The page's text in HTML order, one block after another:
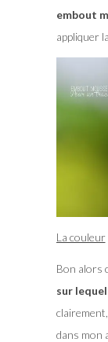
embout
appliquer
La couleur
Bon alors
sur
dans mon